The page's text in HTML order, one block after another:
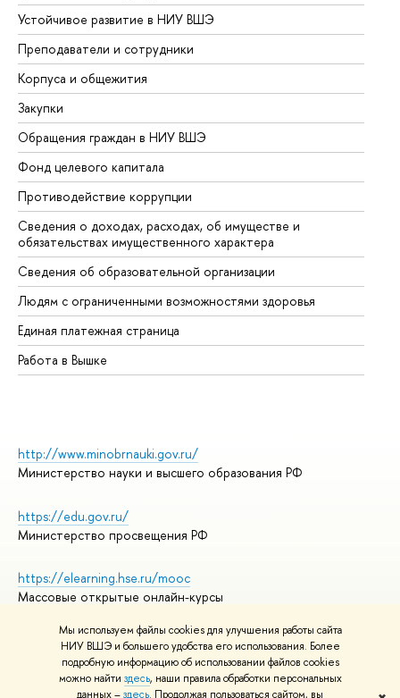
Мы используем файлы cookies для улучшения работы сайта
НИУ ВШЭ и большего удобства его использования. Более
подробную информацию об использовании файлов cookies
можно найти здесь, наши правила обработки персональных
данных –здесь. Продолжая пользоваться сайтом, вы
Устойчивое развитие в НИУ ВШЭ
Преподаватели и сотрудники
Корпуса и общежития
Закупки
Обращения граждан в НИУ ВШЭ
Фонд целевого капитала
Противодействие коррупции
Сведения о доходах, расходах, об имуществе и
обязательствах имущественного характера
Сведения об образовательной организации
Людям с ограниченными возможностями здоровья
Единая платежная страница
Работа в Вышке
http://www.minobrnauki.gov.ru/
Министерство науки и высшего образования РФ
https://edu.gov.ru/
Министерство просвещения РФ
https://elearning.hse.ru/mooc
Массовые открытые онлайн-курсы
© НИУ ВШЭ 1993–2026
Адреса и контакты
Условия использования материалов